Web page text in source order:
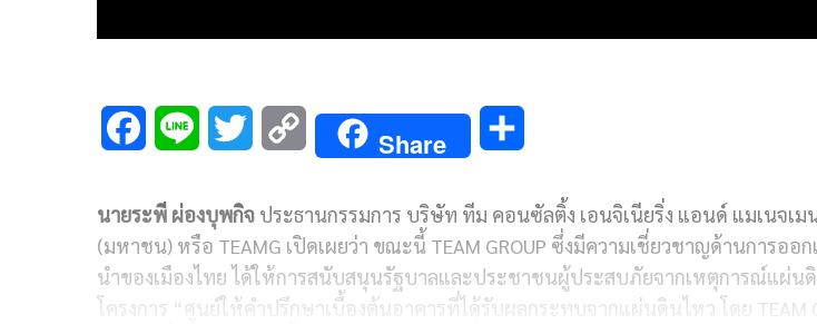
c
e
b
n
e
i
t
t
p
y
L
Share
a
r
e
นายระพี ผ่องบุพกิจ ประธานกรรมการ บริษัท ทีม คอนซัลติ้ง เอนจิเนียริ่ง แอนด์ แมเนจเม
(มหาชน) หรือ TEAMG เปิดเผยว่า ขณะนี้ TEAM GROUP ซึ่งมีความเชี่ยวชาญด้านการอ
นำของเมืองไทย ได้ให้การสนับสนุนรัฐบาลและประชาชนผู้ประสบภัยจากเหตุการณ์แผ่น
โครงการ “ศูนย์ให้คำปรึกษาเบื้องต้นอาคารที่ได้รับผลกระทบจากแผ่นดินไหว โดย TEAM